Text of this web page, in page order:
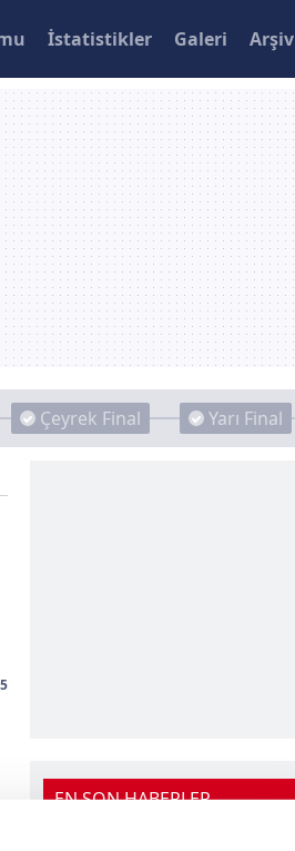
İstatistikler Galeri Arşiv
Çeyrek Final Yarı Final
EN SON HABERLER